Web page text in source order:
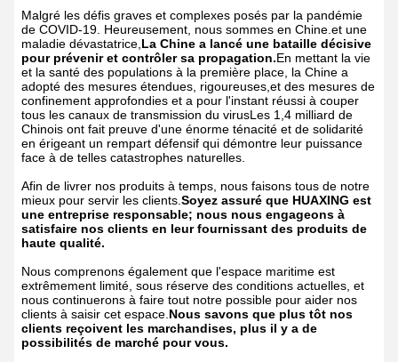
Malgré les défis graves et complexes posés par la pandémie
de COVID-19. Heureusement, nous sommes en Chine.et une
maladie dévastatrice, La Chine a lancé une bataille décisive
pour prévenir et contrôler sa propagation.En mettant la vie
et la santé des populations à la première place, la Chine a
adopté des mesures étendues, rigoureuses,et des mesures de
confinement approfondies et a pour l'instant réussi à couper
tous les canaux de transmission du virusLes 1,4 milliard de
Chinois ont fait preuve d'une énorme ténacité et de solidarité
en érigeant un rempart défensif qui démontre leur puissance
face à de telles catastrophes naturelles.
Afin de livrer nos produits à temps, nous faisons tous de notre
mieux pour servir les clients. Soyez assuré que HUAXING est
une entreprise responsable; nous nous engageons à
satisfaire nos clients en leur fournissant des produits de
haute qualité.
Nous comprenons également que l'espace maritime est
extrêmement limité, sous réserve des conditions actuelles, et
nous continuerons à faire tout notre possible pour aider nos
clients à saisir cet espace. Nous savons que plus tôt nos
clients reçoivent les marchandises, plus il y a de
possibilités de marché pour vous.